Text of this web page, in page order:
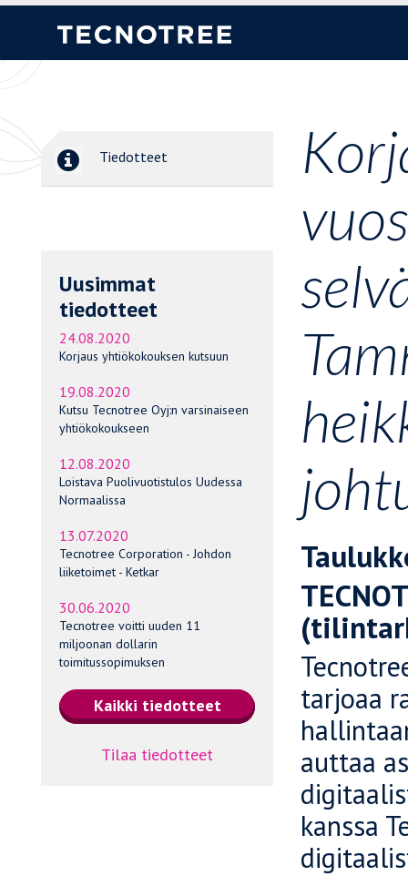
Tiedotteet
Uusimmat
tiedotteet
24.08.2020
Korjaus yhtiökokouksen kutsuun
19.08.2020
Kutsu Tecnotree Oyj:n varsinaiseen
yhtiökokoukseen
12.08.2020
Loistava Puolivuotistulos Uudessa
Normaalissa
13.07.2020
Tecnotree Corporation - Johdon
liiketoimet - Ketkar
30.06.2020
Tecnotree voitti uuden 11
miljoonan dollarin
toimitussopimuksen
Tilaa tiedotteet
tarjoaa
auttaa
kanssa